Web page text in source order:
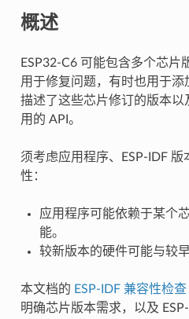
概述
ESP32-C6 可能包含多个芯
用于修复问题，有时也用于添
描述了这些芯片修订的版本
用的 API。
须考虑应用程序、ESP-IDF
性：
应用程序可能依赖于某个
能。
较新版本的硬件可能与较
本文档的 ESP-IDF 兼容性检查
明确芯片版本需求，以及